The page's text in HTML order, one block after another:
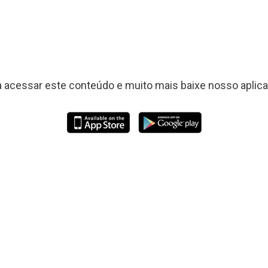
acessar este conteúdo e muito mais baixe nosso